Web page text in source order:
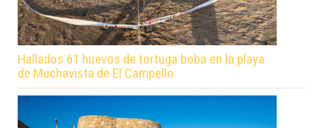
Hallados 61 huevos de tortuga boba en la playa
de Muchavista de El Campello